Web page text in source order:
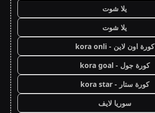
يلا شوت
يلا شوت
كورة اون لاين - kora onli
كورة جول - kora goal
كورة ستار - kora star
سوريا لايف